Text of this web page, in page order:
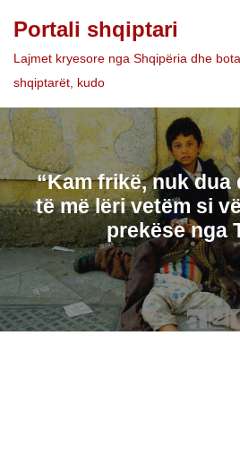
Skip
to
Portali shqiptari
Lajmet kryesore nga Shqipëria dhe
shqiptarët, kudo
“Kam frikë, nuk dua
të më lëri vetëm si
prekëse nga